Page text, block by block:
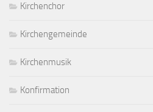
Kirchenchor
Kirchengemeinde
Kirchenmusik
Konfirmation